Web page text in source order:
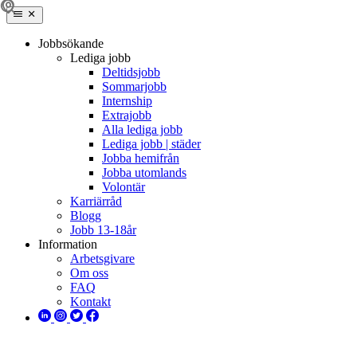
Jobbsökande
Lediga jobb
Deltidsjobb
Sommarjobb
Internship
Extrajobb
Alla lediga jobb
Lediga jobb | städer
Jobba hemifrån
Jobba utomlands
Volontär
Karriärråd
Blogg
Jobb 13-18år
Information
Arbetsgivare
Om oss
FAQ
Kontakt